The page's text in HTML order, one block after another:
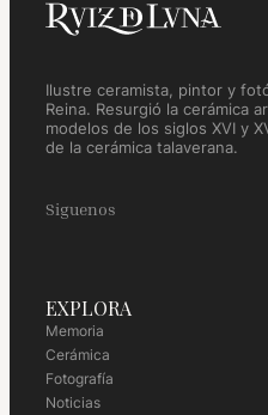
Ilustre ceramista, pintor y
Reina. Resurgió la cerámica
modelos de los siglos XVI y
de la cerámica talaverana.
Siguenos
EXPLORA
Memoria
Cerámica
Fotografía
Noticias